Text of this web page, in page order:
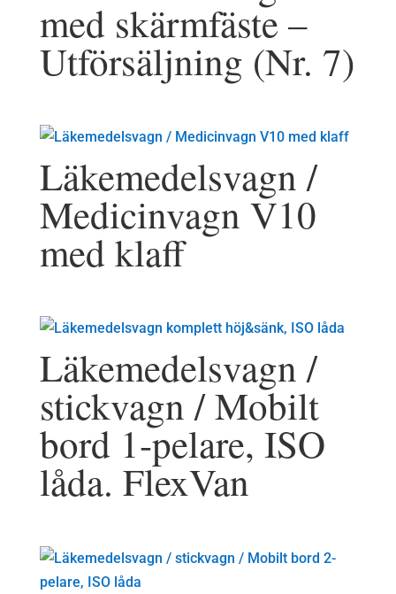
med skärmfäste –
Utförsäljning (Nr. 7)
Läkemedelsvagn /
Medicinvagn V10
med klaff
Läkemedelsvagn /
stickvagn / Mobilt
bord 1-pelare, ISO
låda. FlexVan